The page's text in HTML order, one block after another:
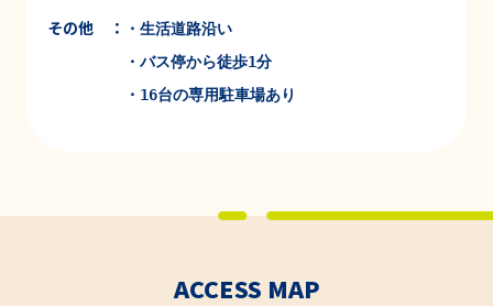
その他 ：
・生活道路沿い
・バス停から徒歩1分
・16台の専用駐車場あり
ACCESS MAP